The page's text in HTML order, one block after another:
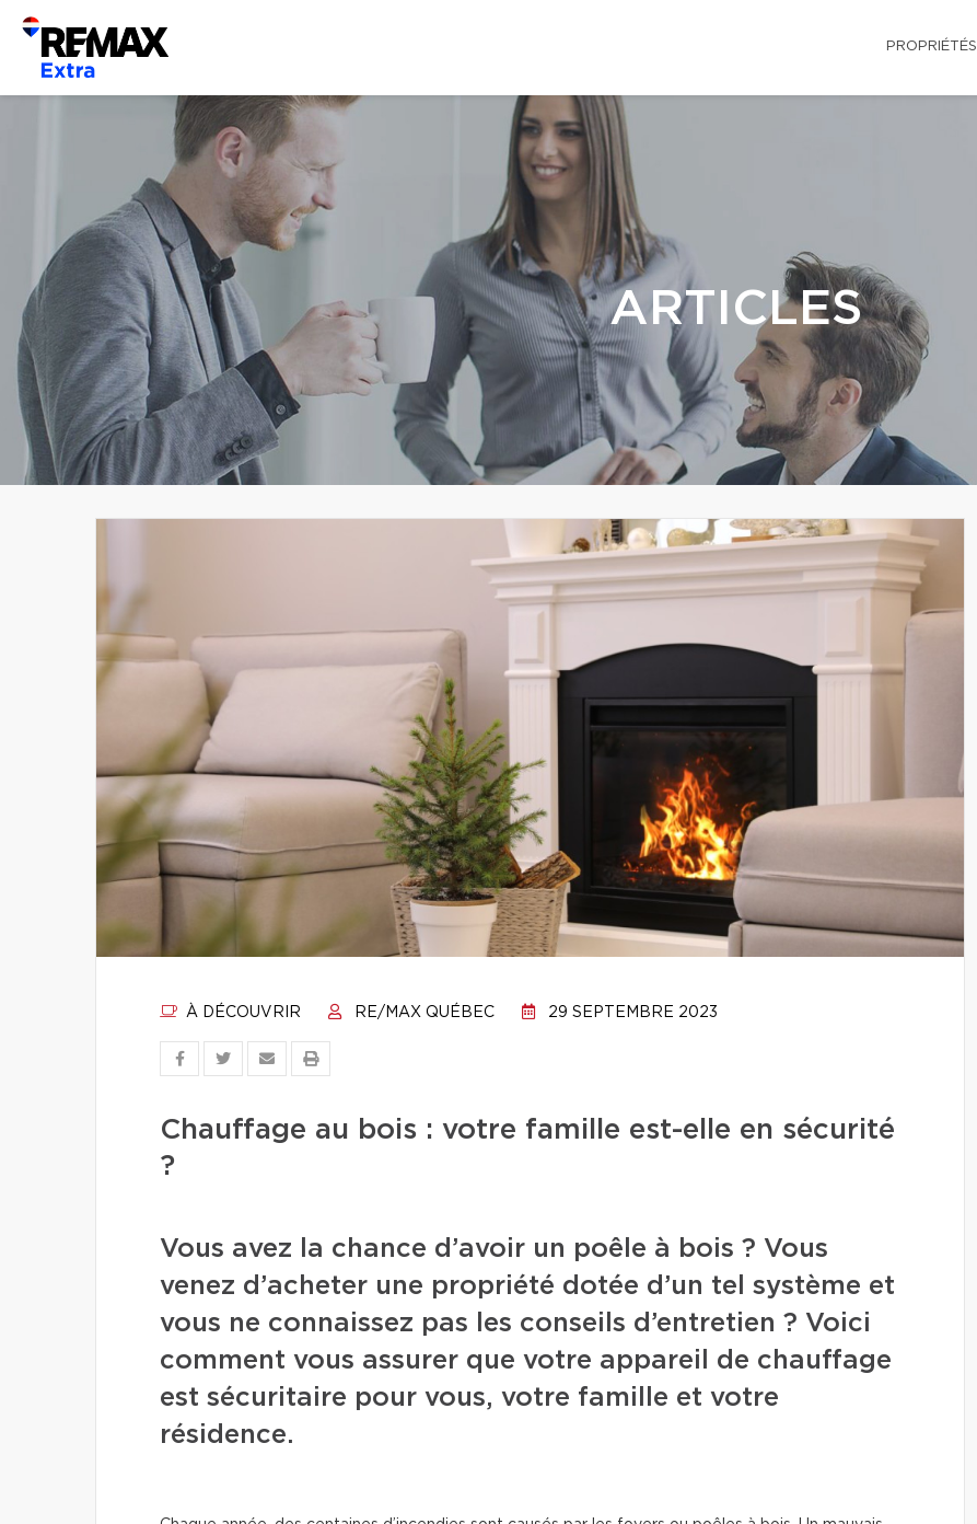
PROPRIÉTÉS
ARTICLES
À DÉCOUVRIR RE/MAX QUÉBEC 29 SEPTEMBRE 2023
Chauffage au bois : votre famille est-elle en sécurité
?
Vous avez la chance d’avoir un poêle à bois ? Vous
venez d’acheter une propriété dotée d’un tel système et
vous ne connaissez pas les conseils d’entretien ? Voici
comment vous assurer que votre appareil de chauffage
est sécuritaire pour vous, votre famille et votre
résidence.